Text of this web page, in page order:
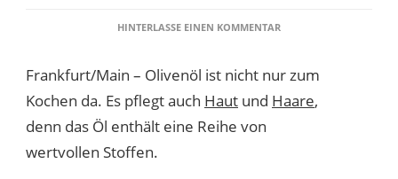
HINTERLASSE EINEN KOMMENTARZU
FALTENBILDUNG
VORBEUGEN
Frankfurt/Main – Olivenöl ist nicht nur zum
Kochen da. Es pflegt auch Haut und Haare,
denn das Öl enthält eine Reihe von
wertvollen Stoffen.